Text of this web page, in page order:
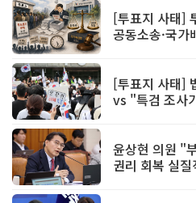
[투표지 사태]
공동소송·국가
[투표지 사태]
vs "특검 조사
윤상현 의원 "
권리 회복 실